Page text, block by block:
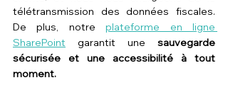
télétransmission des données fiscales.
De plus, notre plateforme en ligne
SharePoint garantit une sauvegarde
sécurisée et une accessibilité à tout
moment.